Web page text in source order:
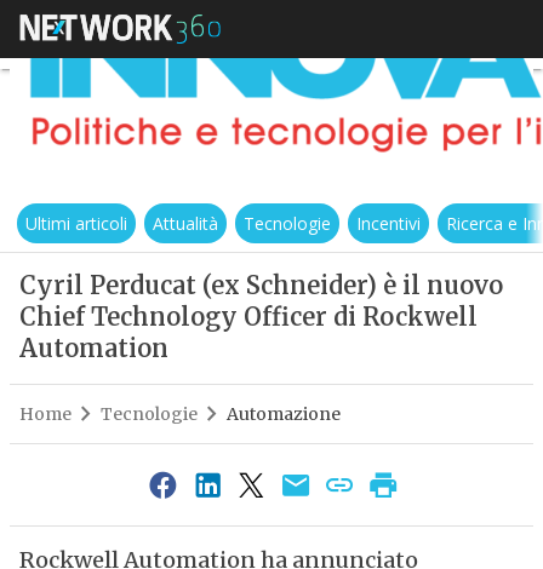
Ultimi articoli Attualità Tecnologie Incentivi Ricerca e
Cyril Perducat (ex Schneider) è il nuovo
Chief Technology Officer di Rockwell
Automation
Home Tecnologie Automazione
Rockwell Automation ha annunciato